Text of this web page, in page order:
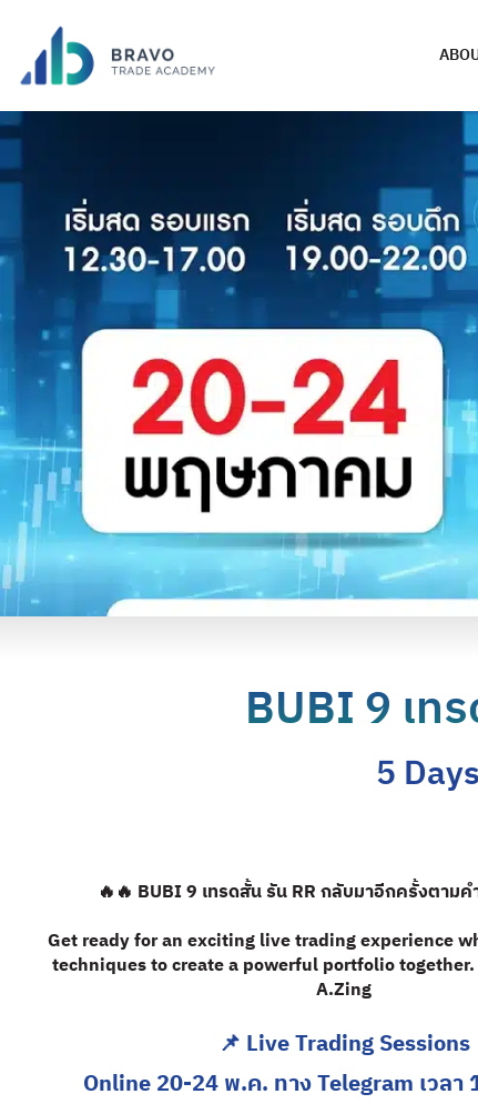
BUBI 9 เท
5
🔥🔥 BUBI 9 เทรดสั้น รัน RR กลับมาอีกครั้งตามค
Get ready for an exciting live trading experience
techniques to create a powerful portfolio together.
A.Zing
📌 Live Trading Sessions
Online 20-24 พ.ค. ทาง Telegram เวล